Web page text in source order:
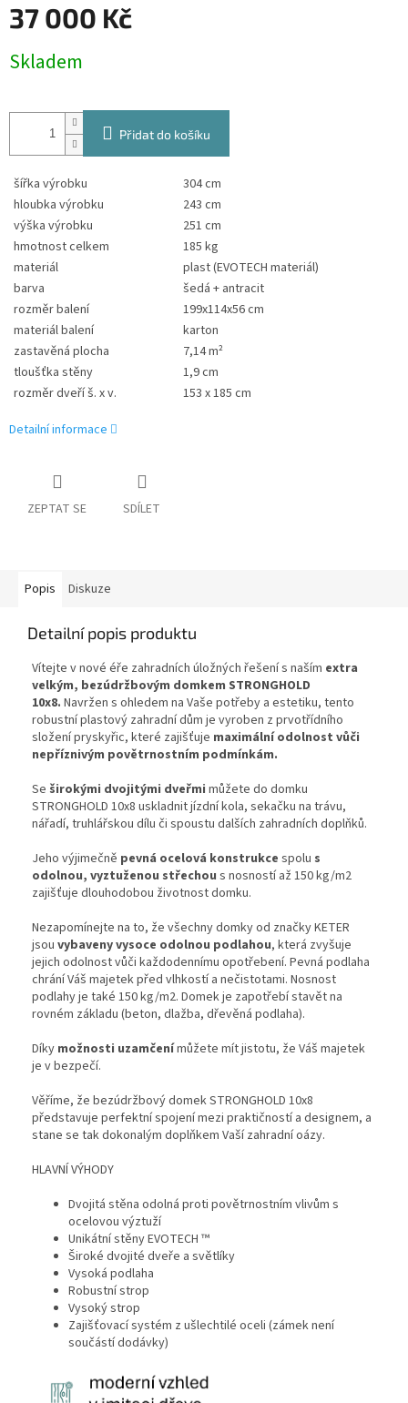
37 000 Kč
cena:
Skladem
Přidat do košíku
šířka výrobku
304 cm
hloubka výrobku
243 cm
výška výrobku
251 cm
hmotnost celkem
185 kg
materiál
plast (EVOTECH materiál)
barva
šedá + antracit
rozměr balení
199x114x56 cm
materiál balení
karton
zastavěná plocha
7,14 m²
tloušťka stěny
1,9 cm
rozměr dveří š. x v.
153 x 185 cm
Detailní informace
ZEPTAT SE SDÍLET
Popis Diskuze
Detailní popis produktu
Vítejte v nové éře zahradních úložných řešení s naším extra
velkým, bezúdržbovým domkem STRONGHOLD
10x8. Navržen s ohledem na Vaše potřeby a estetiku, tento
robustní plastový zahradní dům je vyroben z prvotřídního
složení pryskyřic, které zajišťuje maximální odolnost vůči
nepříznivým povětrnostním podmínkám.
Se širokými dvojitými dveřmi můžete do domku
STRONGHOLD 10x8 uskladnit jízdní kola, sekačku na trávu,
nářadí, truhlářskou dílu či spoustu dalších zahradních doplňků.
Jeho výjimečně pevná ocelová konstrukce spolu s
odolnou, vyztuženou střechou s nosností až 150 kg/m2
zajišťuje dlouhodobou životnost domku.
Nezapomínejte na to, že všechny domky od značky KETER
jsou vybaveny vysoce odolnou podlahou, která zvyšuje
jejich odolnost vůči každodennímu opotřebení. Pevná podlaha
chrání Váš majetek před vlhkostí a nečistotami. Nosnost
podlahy je také 150 kg/m2. Domek je zapotřebí stavět na
rovném základu (beton, dlažba, dřevěná podlaha).
Díky možnosti uzamčenímůžete mít jistotu, že Váš majetek
je v bezpečí.
Věříme, že bezúdržbový domek STRONGHOLD 10x8
představuje perfektní spojení mezi praktičností a designem, a
stane se tak dokonalým doplňkem Vaší zahradní oázy.
HLAVNÍ VÝHODY
Dvojitá stěna odolná proti povětrnostním vlivům s
ocelovou výztuží
Unikátní stěny EVOTECH ™
Široké dvojité dveře a světlíky
Vysoká podlaha
Robustní strop
Vysoký strop
Zajišťovací systém z ušlechtilé oceli (zámek není
součástí dodávky)